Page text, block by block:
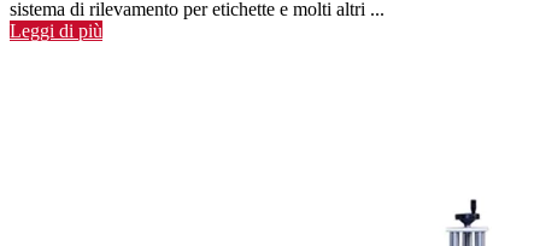
sistema di rilevamento per etichette e molti altri ...
Leggi di più